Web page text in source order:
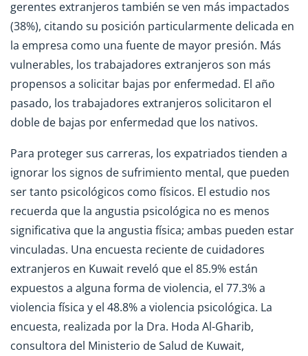
gerentes extranjeros también se ven más impactados
(38%), citando su posición particularmente delicada en
la empresa como una fuente de mayor presión. Más
vulnerables, los trabajadores extranjeros son más
propensos a solicitar bajas por enfermedad. El año
pasado, los trabajadores extranjeros solicitaron el
doble de bajas por enfermedad que los nativos.
Para proteger sus carreras, los expatriados tienden a
ignorar los signos de sufrimiento mental, que pueden
ser tanto psicológicos como físicos. El estudio nos
recuerda que la angustia psicológica no es menos
significativa que la angustia física; ambas pueden estar
vinculadas. Una encuesta reciente de cuidadores
extranjeros en Kuwait reveló que el 85.9% están
expuestos a alguna forma de violencia, el 77.3% a
violencia física y el 48.8% a violencia psicológica. La
encuesta, realizada por la Dra. Hoda Al-Gharib,
consultora del Ministerio de Salud de Kuwait,